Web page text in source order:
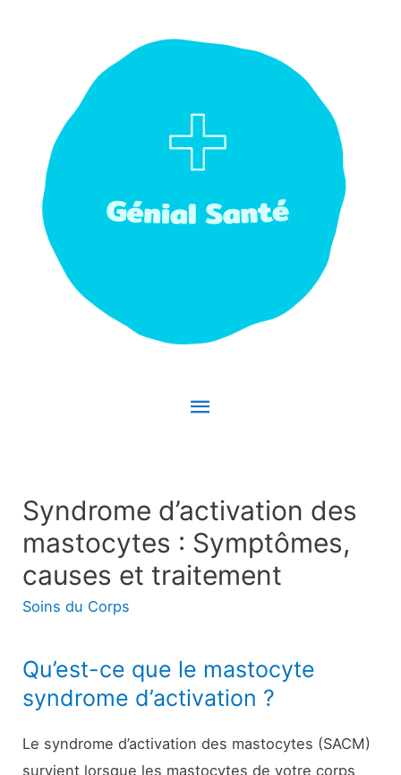
Menu
Syndrome d’activation des
mastocytes : Symptômes,
causes et traitement
Soins du Corps
Qu’est-ce que le mastocyte
syndrome d’activation ?
Le syndrome d’activation des mastocytes (SACM)
survient lorsque les mastocytes de votre corps